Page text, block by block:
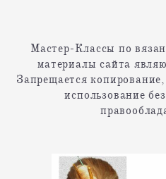
Мастер-Классы по
материалы сайта
Запрещается
использование